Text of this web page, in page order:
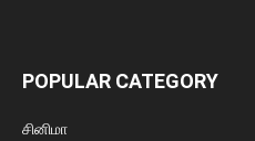
POPULAR CATEGORY
சினிமா